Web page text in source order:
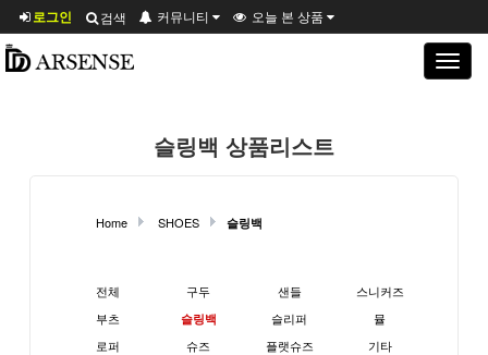
로그인 검색 커뮤니티 오늘 본 상품
Toggle
슬링백 상품리스트
Home SHOES 슬링백
현재 상품 분류와 관련된 분류
전체 구두 샌들
스니커즈
부츠
슬링백 슬리퍼
뮬
로퍼
슈즈 플랫슈즈 기타